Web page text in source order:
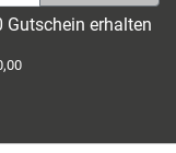
Gutschein erhalten